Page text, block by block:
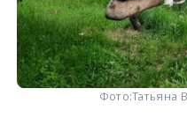
Фото:Татьяна